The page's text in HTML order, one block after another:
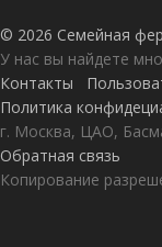
© 2026 Семейная
У нас вы найдете
Контакты
Политика
г. Москва, ЦАО,
Обратная связь
Копирование